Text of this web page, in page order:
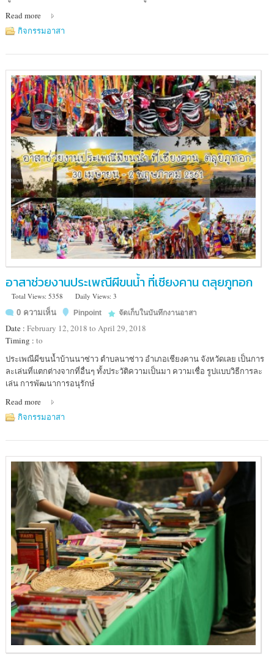
ชั้น
2
อาคาร
อาสา
สมัคร
เพื่อ
สังคม
Read more
กิจกรรมอาสา
อาสาช่วยงานประเพณีผีขนน้ำ ที่เชียงคาน ตลุยภูทอก
Total Views: 5358
Daily Views: 3
0 ความเห็น
Pinpoint จัดเก็บในบันทึกงานอาสา
Date : February 12, 2018 to April 29, 2018
Timing : to
Location
:
เชียงคาน
ประเพณีผีขนน้ำบ้านนาซ่าว ตำบลนาซ่าว อำเภอเชียงคาน จังหวัดเลย เป็นการ
ละเล่นที่แตกต่างจากที่อื่นๆ ทั้งประวัติความเป็นมา ความเชื่อ รูปแบบวิธีการละ
เล่น การพัฒนาการอนุรักษ์
Read more
กิจกรรมอาสา